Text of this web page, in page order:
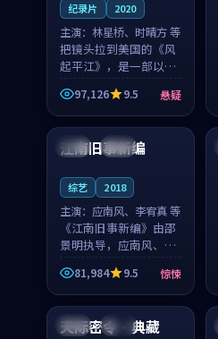
纪录片 2020
主演： 林星桥、时晴方 等
把镜头拉到美国的《风
起平江》，是一部以时
光记忆为底色的悬疑作
品。林星桥和时晴方贡
献了2020年颇受关注的
合作演出，影片在情感
层次与现实质感之间
97,126 9.5 悬疑
日本 院线
江南旧事新编
综艺 2018
主演： 应南风、李宥真 等
《江南旧事新编》由邵
景明执导，应南风、李
宥真领衔主演，是一部
2018年上映的日本惊悚
综艺。影片以邻里温情
遇到告别都浸着真实
81,984 9.5 惊悚
日本 院线
天际密令·典藏